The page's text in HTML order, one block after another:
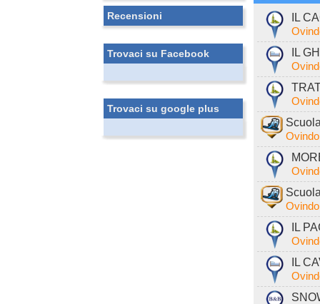
Recensioni
Trovaci su Facebook
Trovaci su google plus
IL
IL
IL
IL